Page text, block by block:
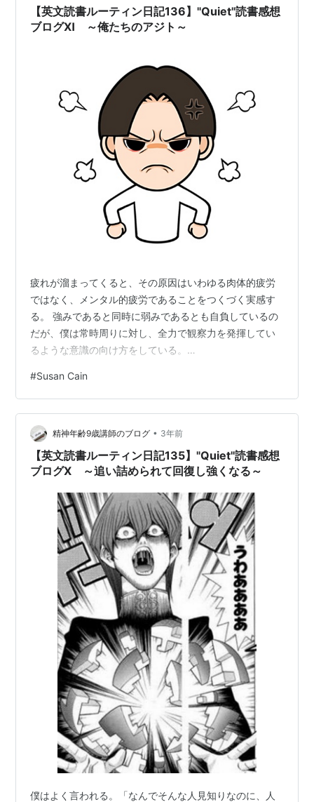
ているからだ。 なるほど。そうなんですね。そう思いま
す。飛んで…
【英文読書ルーティン日記136】"Quiet"読書感想
ブログⅪ ～俺たちのアジト～
疲れが溜まってくると、その原因はいわゆる肉体的疲労
ではなく、メンタル的疲労であることをつくづく実感す
る。 強みであると同時に弱みであるとも自負しているの
だが、僕は常時周りに対し、全力で観察力を発揮してい
るような意識の向け方をしている。
シュや格闘技のステップで行うような、いわば無駄のな
い無駄な動きであり、もうちょっとくらい器用に行きた
いと、ずっと考えてきた。 だがそれはもう、諦める。人
より疲れるなら、人より上手にケアできるようになる。
そう割り切ることに決めたから。 そんな今週の読書感想
ブログ、ヘロヘロだけど、書…
#Susan Cain
精神年齢9歳講師のブログ • 3年前
【英文読書ルーティン日記135】"Quiet"読書感想
ブログⅩ ～追い詰められて回復し強くなる～
僕はよく言われる。「なんでそんな人見知りなのに、人